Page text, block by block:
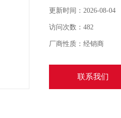
更新时间：2026-08-04
访问次数：482
厂商性质：经销商
联系我们